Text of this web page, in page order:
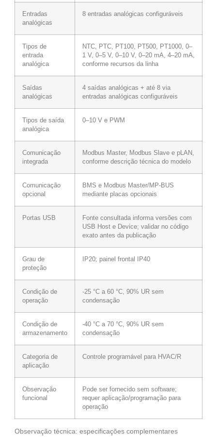
Entradas
analógicas
8 entradas analógicas configuráveis
Tipos de
entrada
analógica
NTC, PTC, PT100, PT500, PT1000, 0–
1 V, 0–5 V, 0–10 V, 0–20 mA, 4–20 mA,
conforme recursos da linha
Saídas
analógicas
4 saídas analógicas + até 8 via
entradas analógicas configuráveis
Tipos de saída
analógica
0–10 V e PWM
Comunicação
integrada
Modbus Master, Modbus Slave e pLAN,
conforme descrição técnica do modelo
Comunicação
opcional
BMS e Modbus Master/MP-BUS
mediante placas opcionais
Portas USB
Fonte consultada informa versões com
USB Host e Device; validar no código
exato antes da publicação
Grau de
proteção
IP20; painel frontal IP40
Condição de
operação
-25 °C a 60 °C, 90% UR sem
condensação
Condição de
armazenamento
-40 °C a 70 °C, 90% UR sem
condensação
Categoria de
aplicação
Controle programável para HVAC/R
Observação
funcional
Pode ser fornecido sem software;
requer aplicação/programação para
operação
Observação técnica: especificações complementares